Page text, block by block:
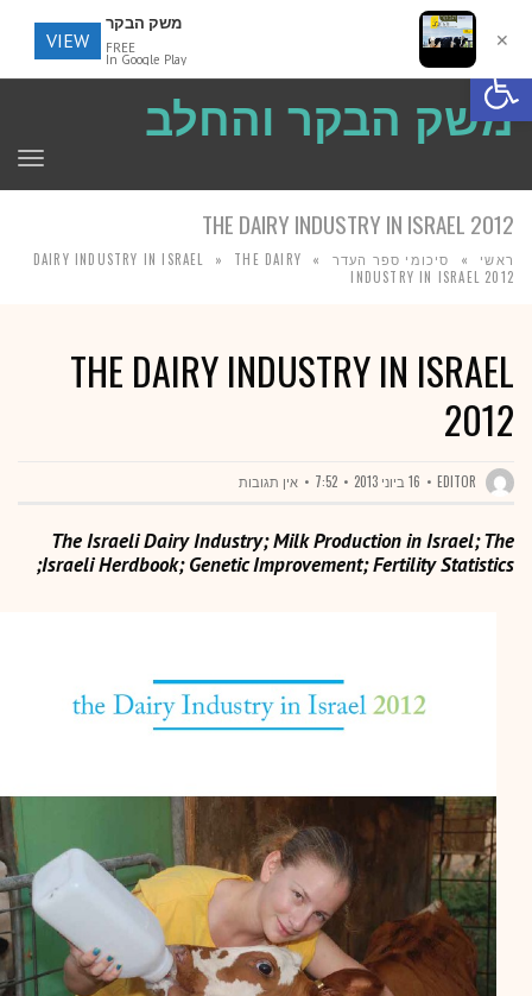
פתח סרגל נגישות
משק הבקר והחלב
THE DAIRY INDUSTRY IN ISRAEL 2012
ראשי » סיכומי ספר העדר »
DAIRY INDUSTRY IN ISRAEL »
THE DAIRY
INDUSTRY IN ISRAEL 2012
THE DAIRY INDUSTRY IN ISRAEL
2012
EDITOR 16 ביוני 2013 7:52 אין תגובות
The Israeli Dairy Industry; Milk Production in Israel; The
Israeli Herdbook; Genetic Improvement; Fertility Statistics;
✕
משק הבקר
FREE
In Google Play
VIEW